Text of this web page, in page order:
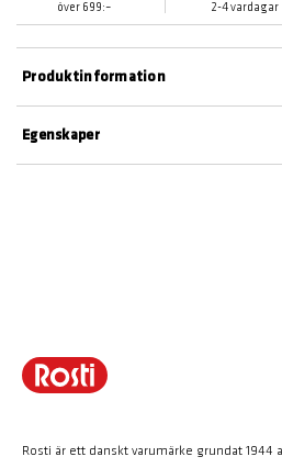
över 699:–
2-4 vardagar
Egenskaper
Produktinformation
Rosti är ett danskt varumärke grundat 1944